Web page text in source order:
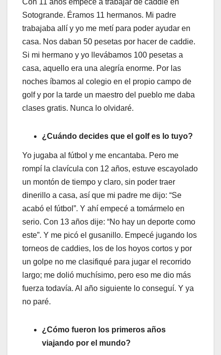
Sotogrande. Éramos 11 hermanos. Mi padre
trabajaba allí y yo me metí para poder ayudar en
casa. Nos daban 50 pesetas por hacer de caddie.
Si mi hermano y yo llevábamos 100 pesetas a
casa, aquello era una alegría enorme. Por las
noches íbamos al colegio en el propio campo de
golf y por la tarde un maestro del pueblo me daba
clases gratis. Nunca lo olvidaré.
¿Cuándo decides que el golf es lo tuyo?
Yo jugaba al fútbol y me encantaba. Pero me
rompí la clavícula con 12 años, estuve escayolado
un montón de tiempo y claro, sin poder traer
dinerillo a casa, así que mi padre me dijo: “Se
acabó el fútbol”. Y ahí empecé a tomármelo en
serio. Con 13 años dije: “No hay un deporte como
este”. Y me picó el gusanillo. Empecé jugando los
torneos de caddies, los de los hoyos cortos y por
un golpe no me clasifiqué para jugar el recorrido
largo; me dolió muchísimo, pero eso me dio más
fuerza todavía. Al año siguiente lo conseguí. Y ya
no paré.
¿Cómo fueron los primeros años
viajando por el mundo?